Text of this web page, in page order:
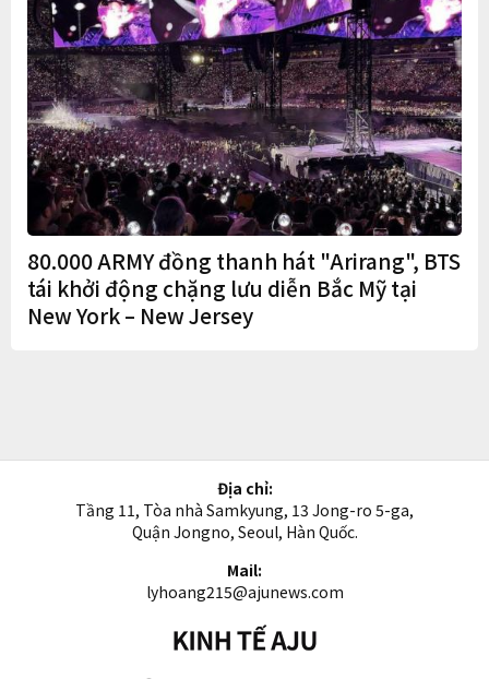
80.000 ARMY đồng thanh hát "Arirang", BTS
tái khởi động chặng lưu diễn Bắc Mỹ tại
New York – New Jersey
Địa chỉ:
Tầng 11, Tòa nhà Samkyung, 13 Jong-ro 5-ga,
Quận Jongno, Seoul, Hàn Quốc.
Mail:
lyhoang215@ajunews.com
Kinh
tế